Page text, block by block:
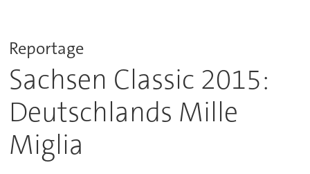
Reportage
Sachsen Classic 2015:
Deutschlands Mille
Miglia